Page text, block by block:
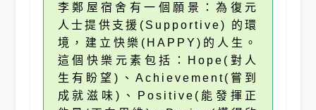
李鄭屋宿舍有一個願景：為復元
人士提供支援(Supportive) 的環
境，建立快樂(HAPPY)的人生。
這個快樂元素包括：Hope(對人
生有盼望)、Achievement(嘗到
成就滋味)、Positive(能發揮正